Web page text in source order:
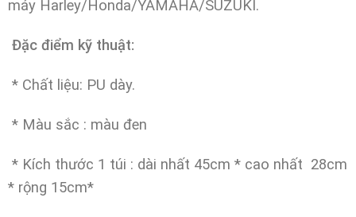
máy Harley/Honda/YAMAHA/SUZUKI.
Đặc điểm kỹ thuật:
* Chất liệu: PU dày.
* Màu sắc : màu đen
* Kích thước 1 túi : dài nhất 45cm * cao nhất 28cm
* rộng 15cm*